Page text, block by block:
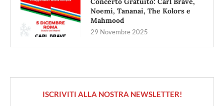
Noemi, Tananai, The Kolors e
Mahmood
29 Novembre 2025
ISCRIVITI ALLA NOSTRA NEWSLETTER!